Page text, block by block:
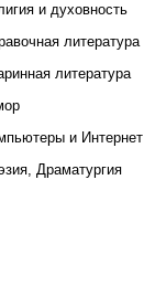
и духовность
литература
литература
и Интернет
Драматургия